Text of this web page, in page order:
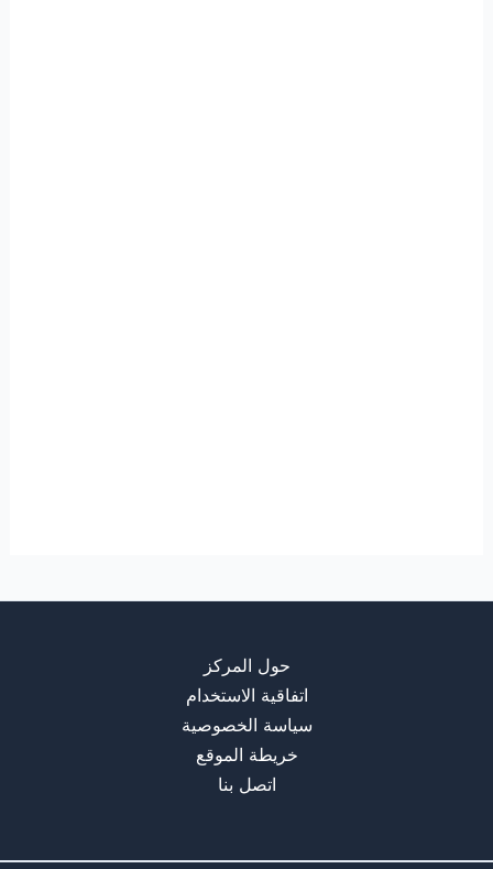
حول المركز
اتفاقية الاستخدام
سياسة الخصوصية
خريطة الموقع
اتصل بنا